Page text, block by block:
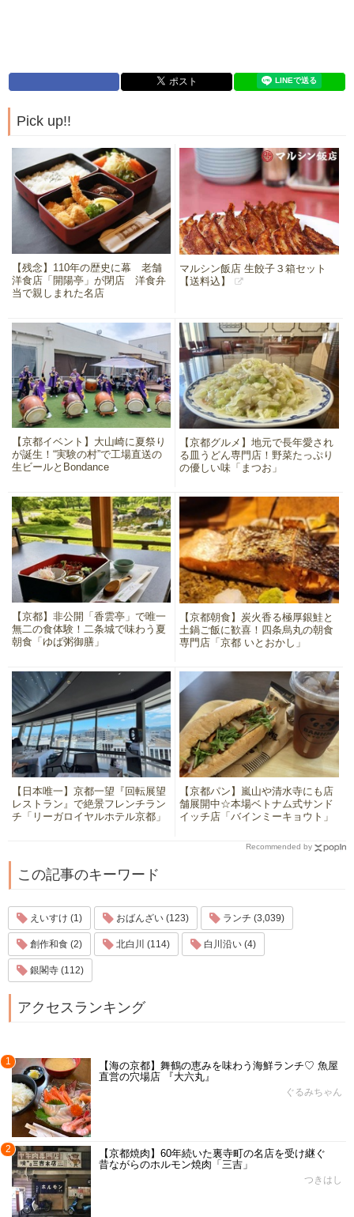
Pick up!!
【残念】110年の歴史に幕 老舗
洋食店「開陽亭」が閉店 洋食弁
当で親しまれた名店
マルシン飯店 生餃子３箱セット
【送料込】
【京都イベント】大山崎に夏祭り
が誕生！“実験の村”で工場直送の
生ビールとBondance
【京都グルメ】地元で長年愛され
る皿うどん専門店！野菜たっぷり
の優しい味「まつお」
【京都】非公開「香雲亭」で唯一
無二の食体験！二条城で味わう夏
朝食「ゆば粥御膳」
【京都朝食】炭火香る極厚銀鮭と
土鍋ご飯に歓喜！四条烏丸の朝食
専門店「京都 いとおかし」
【日本唯一】京都一望『回転展望
レストラン』で絶景フレンチラン
チ「リーガロイヤルホテル京都」
【京都パン】嵐山や清水寺にも店
舗展開中☆本場ベトナム式サンド
イッチ店「バインミーキョウト」
Recommended by
この記事のキーワード
えいすけ (1) おばんざい (123) ランチ (3,039)
創作和食 (2) 北白川 (114) 白川沿い (4)
銀閣寺 (112)
アクセスランキング
1
【海の京都】舞鶴の恵みを味わう海鮮ランチ♡ 魚屋
直営の穴場店 『大六丸』
ぐるみちゃん
2
【京都焼肉】60年続いた裏寺町の名店を受け継ぐ
昔ながらのホルモン焼肉「三吉」
つきはし